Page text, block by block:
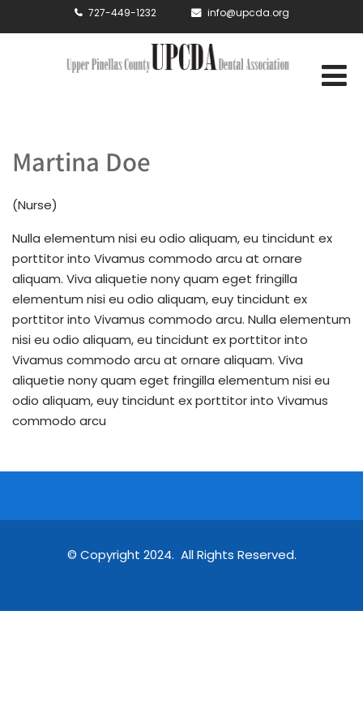
727-449-1232 info@upcda.org
Martina Doe
(Nurse)
Nulla elementum nisi eu odio aliquam, eu tincidunt ex
porttitor into Vivamus commodo arcu at ornare
aliquam. Viva aliquetie nony quam eget fringilla
elementum nisi eu odio aliquam, euy tincidunt ex
porttitor into Vivamus commodo arcu. Nulla elementum
nisi eu odio aliquam, eu tincidunt ex porttitor into
Vivamus commodo arcu at ornare aliquam. Viva
aliquetie nony quam eget fringilla elementum nisi eu
odio aliquam, euy tincidunt ex porttitor into Vivamus
commodo arcu
© Copyright 2024. All Rights Reserved.